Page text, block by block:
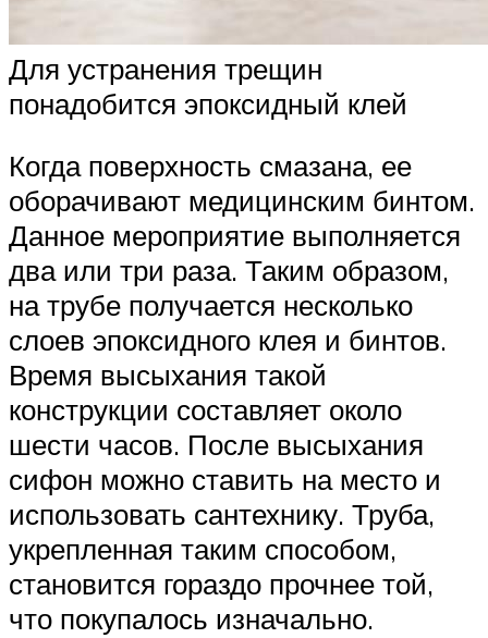
Для устранения трещин
понадобится эпоксидный клей
Когда поверхность смазана, ее
оборачивают медицинским бинтом.
Данное мероприятие выполняется
два или три раза. Таким образом,
на трубе получается несколько
слоев эпоксидного клея и бинтов.
Время высыхания такой
конструкции составляет около
шести часов. После высыхания
сифон можно ставить на место и
использовать сантехнику. Труба,
укрепленная таким способом,
становится гораздо прочнее той,
что покупалось изначально.